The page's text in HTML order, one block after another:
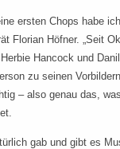
ersten Chops habe
Florian Höfner. „Seit
Hancock und
zu seinen
– also genau das,
gab und gibt es